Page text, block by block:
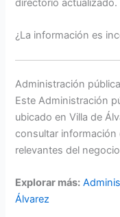
directorio actualizado.
¿La información es
Administración
Este Administración
ubicado en Villa de
consultar
relevantes del
Explorar más:
Álvarez